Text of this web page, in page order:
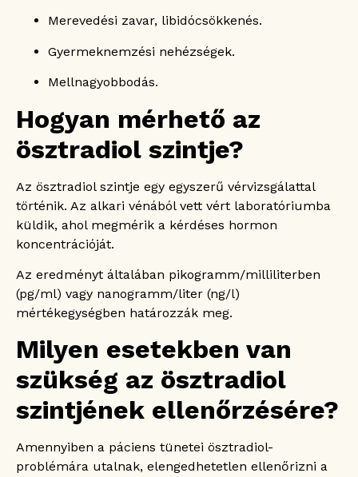
Merevedési zavar, libidócsökkenés.
Gyermeknemzési nehézségek.
Mellnagyobbodás.
Hogyan mérhető az
ösztradiol szintje?
Az ösztradiol szintje egy egyszerű vérvizsgálattal
történik. Az alkari vénából vett vért laboratóriumba
küldik, ahol megmérik a kérdéses hormon
koncentrációját.
Az eredményt általában pikogramm/milliliterben
(pg/ml) vagy nanogramm/liter (ng/l)
mértékegységben határozzák meg.
Milyen esetekben van
szükség az ösztradiol
szintjének ellenőrzésére?
Amennyiben a páciens tünetei ösztradiol-
problémára utalnak, elengedhetetlen ellenőrizni a